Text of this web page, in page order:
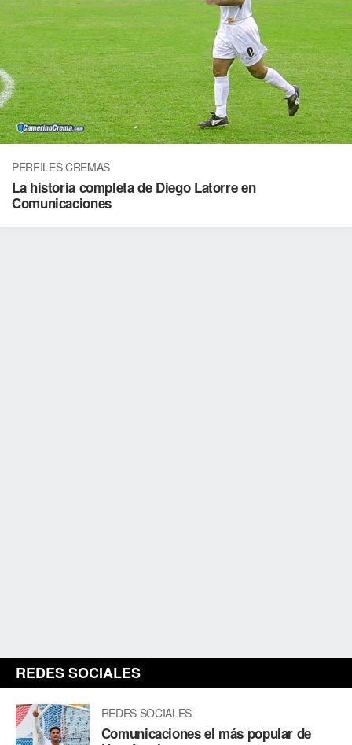
PERFILES CREMAS
La historia completa de Diego Latorre en
Comunicaciones
REDES SOCIALES
REDES SOCIALES
Comunicaciones el más popular de